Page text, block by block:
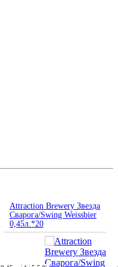
Attraction Brewery Звезда
Сварога/Swing Weissbier
0,45л.*20